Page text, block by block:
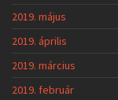
2019. május
2019. április
2019. március
2019. február